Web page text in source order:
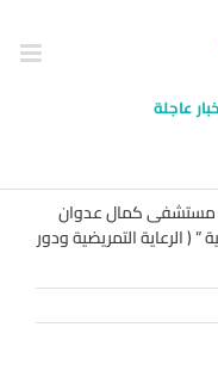
عاجلة
.. مستشفى كمال عدوان
( الرعاية التمريضية ودور